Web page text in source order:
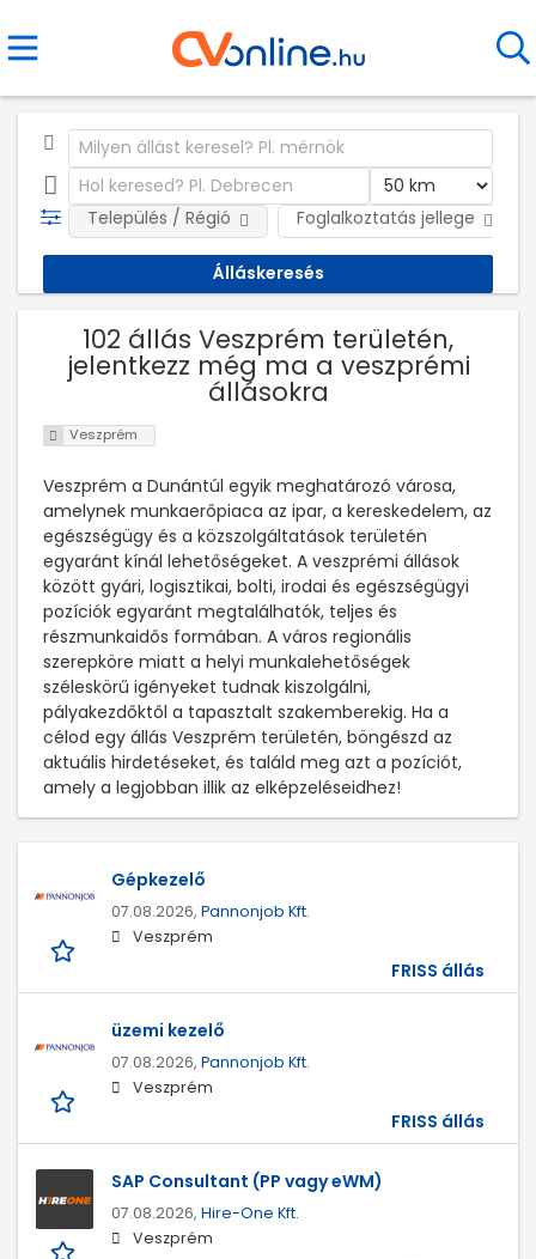
Foglalkoztatás jellege
Település / Régió
102 állás Veszprém területén,
jelentkezz még ma a veszprémi
állásokra
Veszprém
Veszprém a Dunántúl egyik meghatározó városa,
amelynek munkaerőpiaca az ipar, a kereskedelem, az
egészségügy és a közszolgáltatások területén
egyaránt kínál lehetőségeket. A veszprémi állások
között gyári, logisztikai, bolti, irodai és egészségügyi
pozíciók egyaránt megtalálhatók, teljes és
részmunkaidős formában. A város regionális
szerepköre miatt a helyi munkalehetőségek
széleskörű igényeket tudnak kiszolgálni,
pályakezdőktől a tapasztalt szakemberekig. Ha a
célod egy állás Veszprém területén, böngészd az
aktuális hirdetéseket, és találd meg azt a pozíciót,
amely a legjobban illik az elképzeléseidhez!
Gépkezelő
07.08.2026, Pannonjob Kft.
Veszprém
FRISS állás
üzemi kezelő
07.08.2026, Pannonjob Kft.
Veszprém
FRISS állás
SAP Consultant (PP vagy eWM)
07.08.2026, Hire-One Kft.
Veszprém